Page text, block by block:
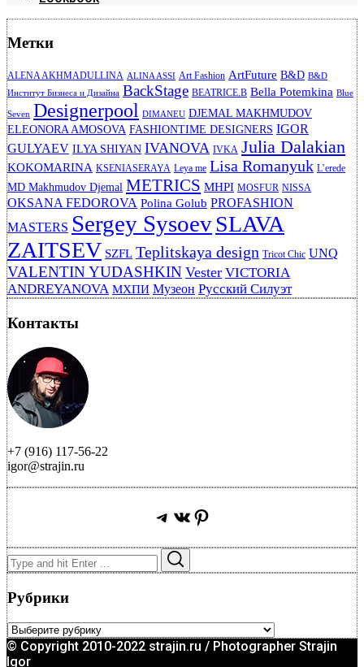
Метки
ALENA AKHMADULLINA ALINA ASSI Art Fashion ArtFuture B&D B&D
Институт Бизнеса и Дизайна BackStage BEATRICE.B Bella Potemkina Blue
Seven Designerpool DIMANEU DJEMAL MAKHMUDOV
ELEONORA AMOSOVA FASHIONTIME DESIGNERS IGOR
GULYAEV ILYA SHIYAN IVANOVA IVKA Julia Dalakian
KOKOMARINA KSENIASERAYA Leya me Lisa Romanyuk L’erede
MD Makhmudov Djemal METRICS MHPI MOSFUR NISSA
OKSANA FEDOROVA Polina Golub PROFASHION
MASTERS Sergey SysoevSLAVA
ZAITSEV SZFL Teplitskaya design Tricot Chic UNQ
VALENTIN YUDASHKIN Vester VICTORIA
ANDREYANOVA МХПИ Музеон Русский Силуэт
Контакты
+7 (916) 117-56-22
igor@strajin.ru
Telegram
ВКонтакте
Pinterest
Search
for:
Рубрики
Рубрики
© Copyright 2010-2022 strajin.ru / Photographer Strajin
Igor